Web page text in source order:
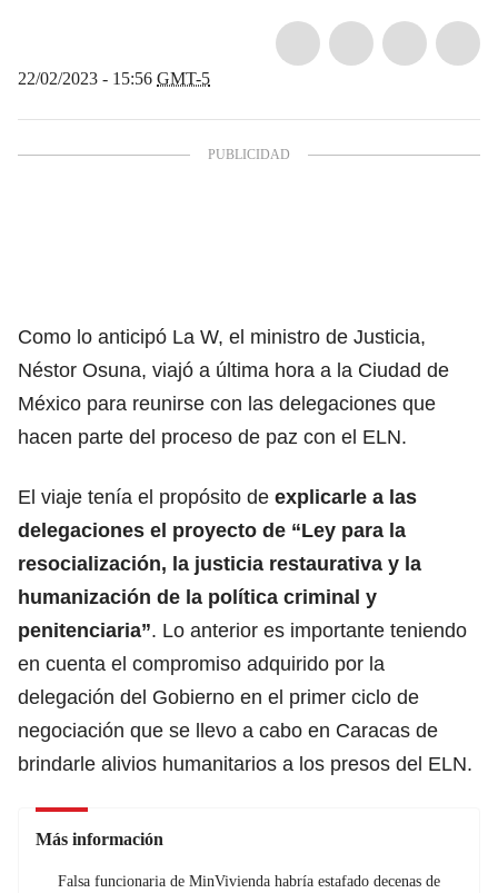
22/02/2023 - 15:56 GMT-5
Como lo anticipó La W, el ministro de Justicia,
Néstor Osuna, viajó a última hora a la Ciudad de
México para reunirse con las delegaciones que
hacen parte del proceso de paz con el ELN.
El viaje tenía el propósito de explicarle a las
delegaciones el proyecto de “Ley para la
resocialización, la justicia restaurativa y la
humanización de la política criminal y
penitenciaria”. Lo anterior es importante teniendo
en cuenta el compromiso adquirido por la
delegación del Gobierno en el primer ciclo de
negociación que se llevo a cabo en Caracas de
brindarle alivios humanitarios a los presos del ELN.
Más información
Falsa funcionaria de MinVivienda habría estafado decenas de